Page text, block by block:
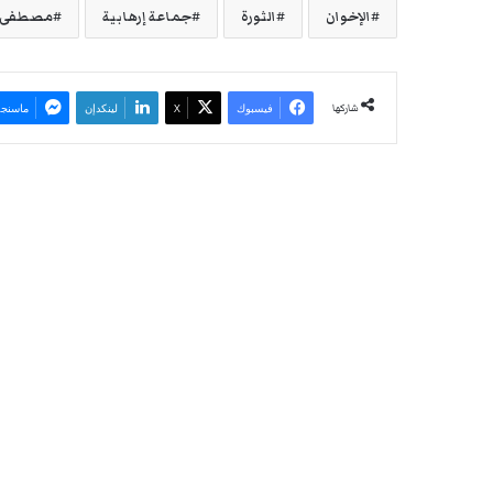
الإخوان الثورة جماعة إرهابية مصطفى
شاركها فيسبوك ‫X لينكدإن